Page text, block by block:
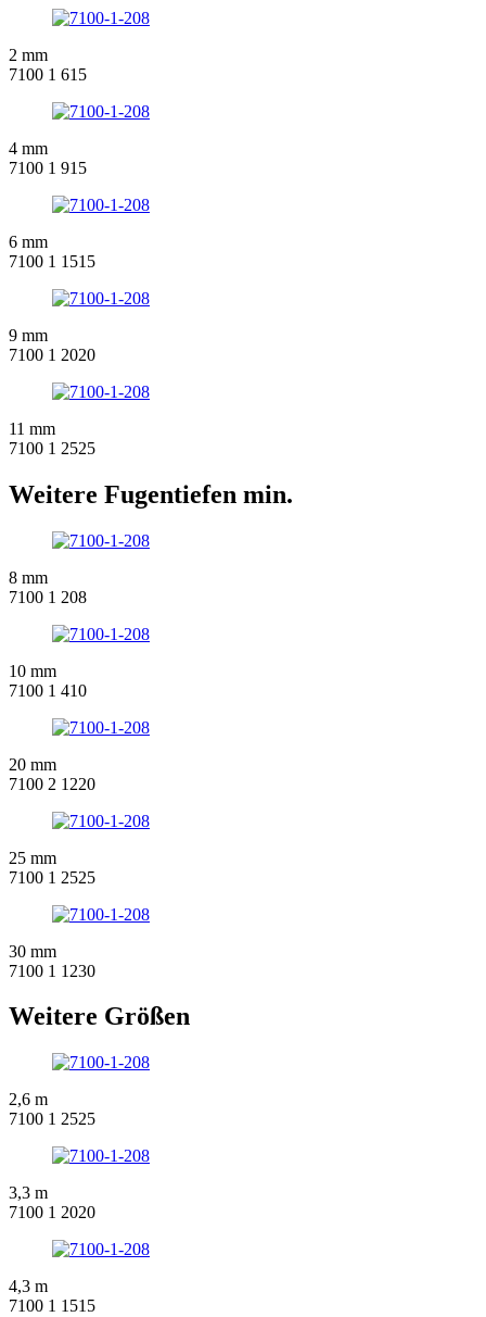
2 mm
7100 1 615
4 mm
7100 1 915
6 mm
7100 1 1515
9 mm
7100 1 2020
11 mm
7100 1 2525
Weitere Fugentiefen min.
8 mm
7100 1 208
10 mm
7100 1 410
20 mm
7100 2 1220
25 mm
7100 1 2525
30 mm
7100 1 1230
Weitere Größen
2,6 m
7100 1 2525
3,3 m
7100 1 2020
4,3 m
7100 1 1515